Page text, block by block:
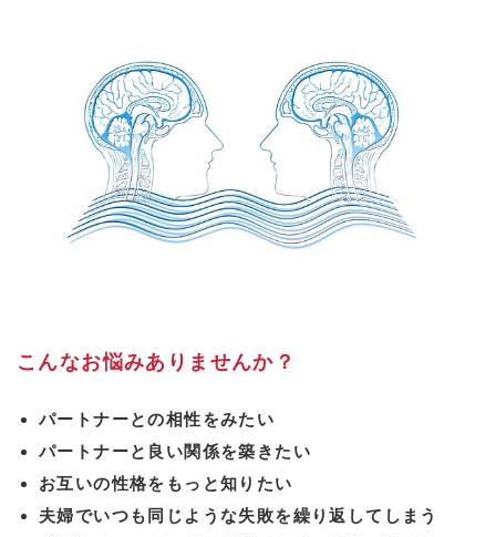
こんなお悩みありませんか？
パートナーとの相性をみたい
パートナーと良い関係を築きたい
お互いの性格をもっと知りたい
夫婦でいつも同じような失敗を繰り返してしまう